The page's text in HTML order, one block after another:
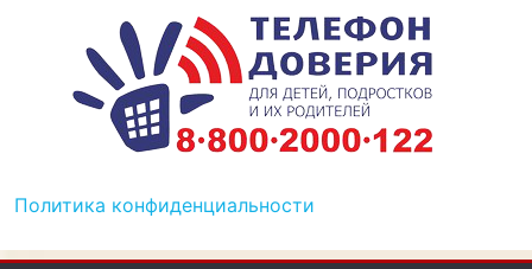
Политика конфиденциальности